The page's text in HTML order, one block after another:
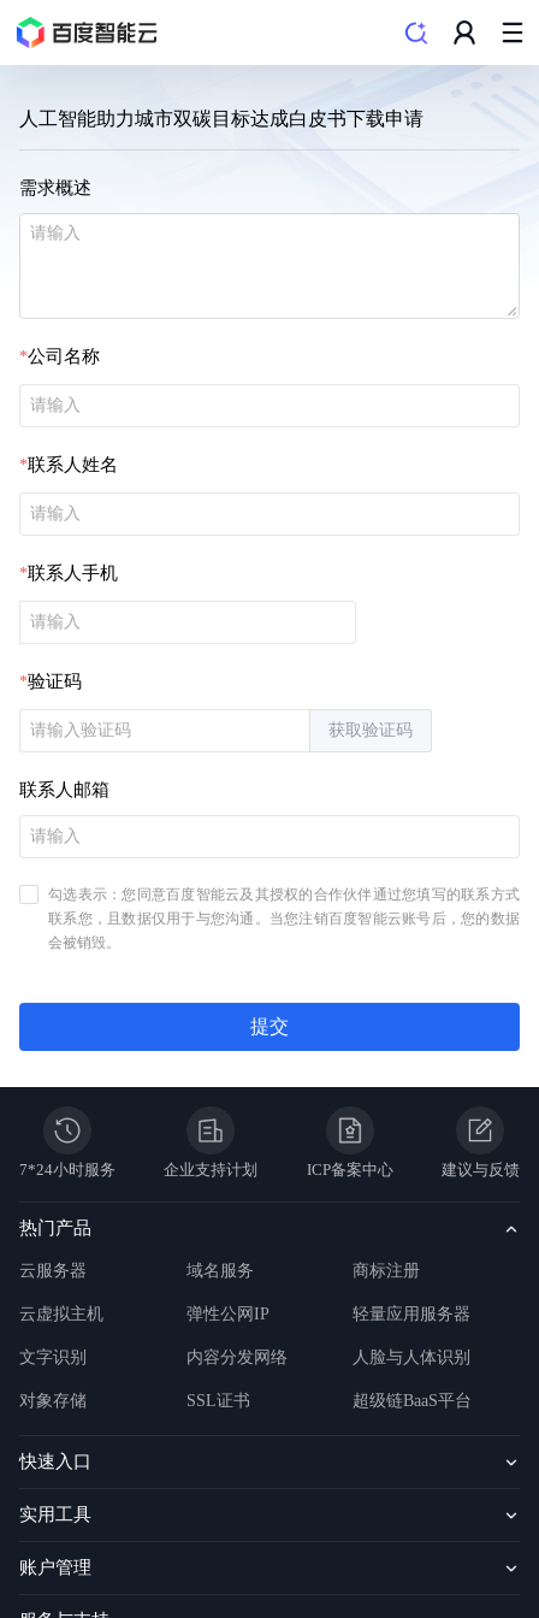
人工智能助力城市双碳目标达成白皮书下载申请
需求概述
公司名称
联系人姓名
联系人手机
验证码
获取验证码
联系人邮箱
勾选表示：您同意百度智能云及其授权的合作伙伴通过您填写的联系方式
联系您，且数据仅用于与您沟通。当您注销百度智能云账号后，您的数据
会被销毁。
提交
7*24小时服务 企业支持计划 ICP备案中心 建议与反馈
热门产品
云服务器 域名服务 商标注册
云虚拟主机 弹性公网IP 轻量应用服务器
文字识别 内容分发网络 人脸与人体识别
对象存储 SSL证书 超级链BaaS平台
快速入口
实用工具
账户管理